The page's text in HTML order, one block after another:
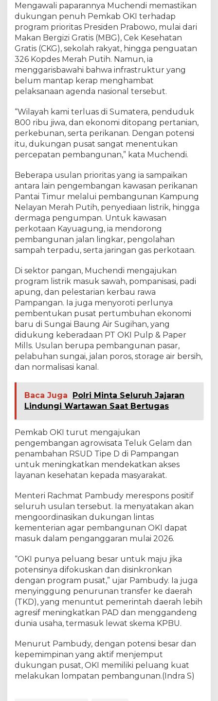
o
r
i
t
a
s
Mengawali paparannya Muchendi memastikan
dukungan penuh Pemkab OKI terhadap
program prioritas Presiden Prabowo, mulai dari
Makan Bergizi Gratis (MBG), Cek Kesehatan
Gratis (CKG), sekolah rakyat, hingga penguatan
326 Kopdes Merah Putih. Namun, ia
menggarisbawahi bahwa infrastruktur yang
belum mantap kerap menghambat
pelaksanaan agenda nasional tersebut.
“Wilayah kami terluas di Sumatera, penduduk
800 ribu jiwa, dan ekonomi ditopang pertanian,
perkebunan, serta perikanan. Dengan potensi
itu, dukungan pusat sangat menentukan
percepatan pembangunan,” kata Muchendi.
Beberapa usulan prioritas yang ia sampaikan
antara lain pengembangan kawasan perikanan
Pantai Timur melalui pembangunan Kampung
Nelayan Merah Putih, penyediaan listrik, hingga
dermaga pengumpan. Untuk kawasan
perkotaan Kayuagung, ia mendorong
pembangunan jalan lingkar, pengolahan
sampah terpadu, serta jaringan gas perkotaan.
Di sektor pangan, Muchendi mengajukan
program listrik masuk sawah, pompanisasi, padi
apung, dan pelestarian kerbau rawa
Pampangan. Ia juga menyoroti perlunya
pembentukan pusat pertumbuhan ekonomi
baru di Sungai Baung Air Sugihan, yang
didukung keberadaan PT OKI Pulp & Paper
Mills. Usulan berupa pembangunan pasar,
pelabuhan sungai, jalan poros, storage air bersih,
dan normalisasi kanal.
Baca Juga
Polri Minta Seluruh Jajaran
Lindungi Wartawan Saat Bertugas
Pemkab OKI turut mengajukan
pengembangan agrowisata Teluk Gelam dan
penambahan RSUD Tipe D di Pampangan
untuk meningkatkan mendekatkan akses
layanan kesehatan kepada masyarakat.
Menteri Rachmat Pambudy merespons positif
seluruh usulan tersebut. Ia menyatakan akan
mengoordinasikan dukungan lintas
kementerian agar pembangunan OKI dapat
masuk dalam penganggaran mulai 2026.
“OKI punya peluang besar untuk maju jika
potensinya difokuskan dan disinkronkan
dengan program pusat,” ujar Pambudy. Ia juga
menyinggung penurunan transfer ke daerah
(TKD), yang menuntut pemerintah daerah lebih
agresif meningkatkan PAD dan menggandeng
dunia usaha, termasuk lewat skema KPBU.
Menurut Pambudy, dengan potensi besar dan
kepemimpinan yang aktif menjemput
dukungan pusat, OKI memiliki peluang kuat
melakukan lompatan pembangunan.(Indra S)